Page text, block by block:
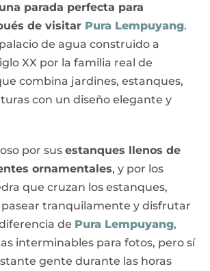
una parada perfecta para
de visitar Pura Lempuyang.
de agua construido a
XX por la familia real de
combina jardines, estanques,
con un diseño elegante y
por sus estanques llenos de
ornamentales, y por los
que cruzan los estanques,
tranquilamente y disfrutar
de Pura Lempuyang,
interminables para fotos, pero sí
gente durante las horas